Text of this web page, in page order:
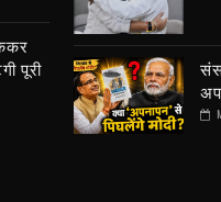
पूरी